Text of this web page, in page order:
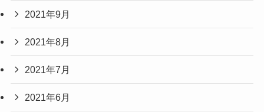
2021年9月
2021年8月
2021年7月
2021年6月